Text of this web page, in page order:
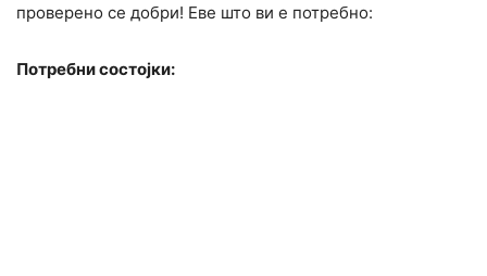
проверено се добри! Еве што ви е потребно:
Потребни состојки: